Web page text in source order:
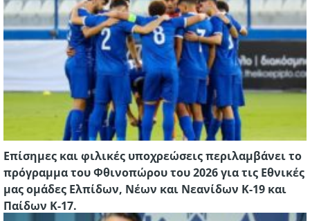
Επίσημες και φιλικές υποχρεώσεις περιλαμβάνει το
πρόγραμμα του Φθινοπώρου του 2026 για τις Εθνικές
μας ομάδες Ελπίδων, Νέων και Νεανίδων Κ-19 και
Παίδων Κ-17.